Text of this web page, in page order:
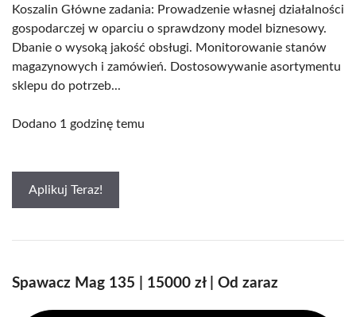
Koszalin Główne zadania: Prowadzenie własnej działalności
gospodarczej w oparciu o sprawdzony model biznesowy.
Dbanie o wysoką jakość obsługi. Monitorowanie stanów
magazynowych i zamówień. Dostosowywanie asortymentu
sklepu do potrzeb...
Dodano 1 godzinę temu
Aplikuj Teraz!
Spawacz Mag 135 | 15000 zł | Od zaraz